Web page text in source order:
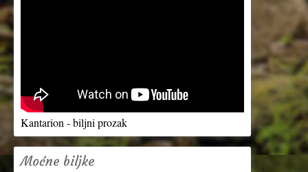
Kantarion - biljni prozak
Moćne biljke